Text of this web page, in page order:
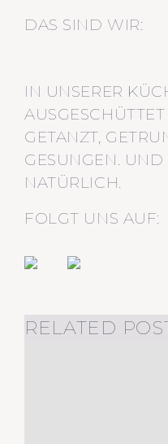
DAS SIND WIR:
IN UNSERER
GETANZT,
GESUNGEN. UND
NATÜRLICH.
FOLGT UNS AUF:
RELATED